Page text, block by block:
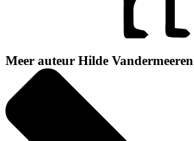
Meer auteur Hilde Vandermeeren